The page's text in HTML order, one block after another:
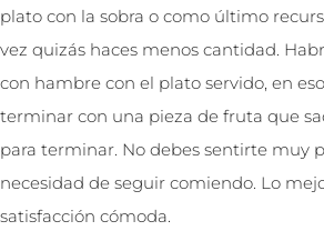
plato con la sobra o como último
vez quizás haces menos cantidad.
con hambre con el plato servido, en
terminar con una pieza de fruta que
para terminar. No debes sentirte muy
necesidad de seguir comiendo. Lo
satisfacción cómoda.